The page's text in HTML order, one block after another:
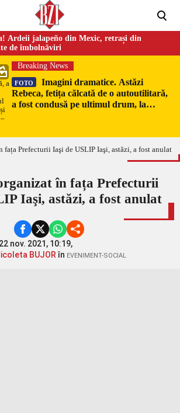
Ardeii jalapeño din Mexic, retrași din
de îmbolnăviri
Breaking News
FOTO
Imagini dramatice. Astăzi
Rebeca, fetița călcată de o autoutilitară,
a fost condusă pe ultimul drum, la
EXCLUSIV
în fața Prefecturii
Iaşi, astăzi, a fost anulat
22 nov. 2021, 10:19,
BUJORîn EVENIMENT-SOCIAL